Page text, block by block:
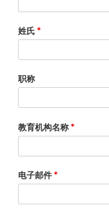
姓氏 *
职称
教育机构名称 *
电子邮件 *